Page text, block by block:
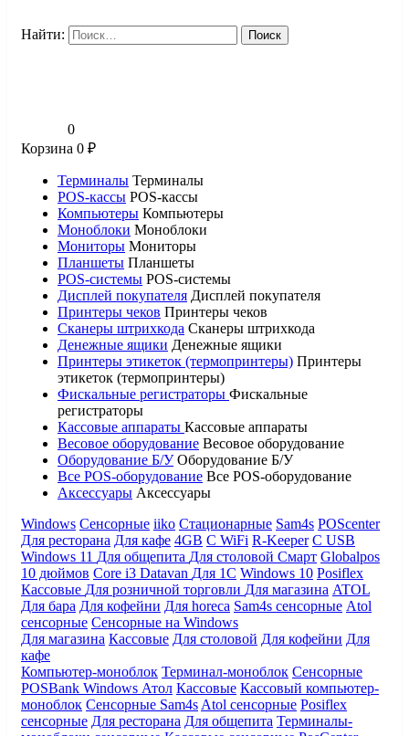
Найти:
0
Корзина 0 ₽
Терминалы Терминалы
POS-кассы POS-кассы
Компьютеры Компьютеры
Моноблоки Моноблоки
Мониторы Мониторы
Планшеты Планшеты
POS-системы POS-системы
Дисплей покупателя Дисплей покупателя
Принтеры чеков Принтеры чеков
Сканеры штрихкода Сканеры штрихкода
Денежные ящики Денежные ящики
Принтеры этикеток (термопринтеры) Принтеры
этикеток (термопринтеры)
Фискальные регистраторы Фискальные
регистраторы
Кассовые аппараты Кассовые аппараты
Весовое оборудование Весовое оборудование
Оборудование Б/У Оборудование Б/У
Все POS-оборудование Все POS-оборудование
Аксессуары Аксессуары
Windows Сенсорные iiko Стационарные Sam4s POScenter
Для ресторана Для кафе 4GB С WiFi R-Keeper С USB
Windows 11 Для общепита Для столовой Смарт Globalpos
10 дюймов Core i3 Datavan Для 1С Windows 10 Posiflex
Кассовые Для розничной торговли Для магазина ATOL
Для бара Для кофейни Для horeca Sam4s сенсорные Atol
сенсорные Сенсорные на Windows
Для магазина Кассовые Для столовой Для кофейни Для
кафе
Компьютер-моноблок Терминал-моноблок Сенсорные
POSBank Windows Атол Кассовые Кассовый компьютер-
моноблок Сенсорные Sam4s Atol сенсорные Posiflex
сенсорные Для ресторана Для общепита Терминалы-